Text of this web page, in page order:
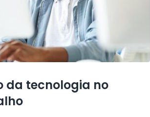
da tecnologia no